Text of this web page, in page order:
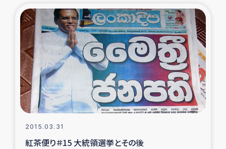
スリランカの南北女性をつなぐサリー・リサイクル・プロ
ジェクト
復興支援事業
民際教育事業
女性グループPIFWANITAによる食品加工事業
2015.03.31
紅茶便り＃15 大統領選挙とその後